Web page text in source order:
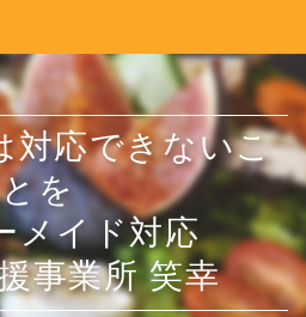
対応できないこ
とを
メイド対応
事業所 笑幸